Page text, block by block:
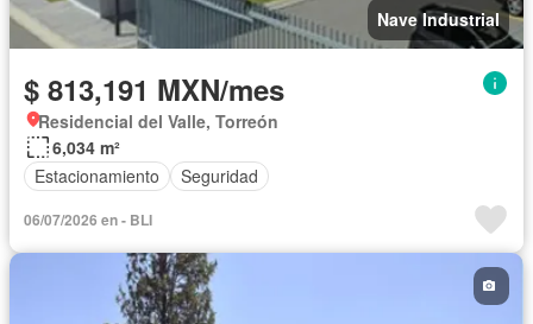
Nave Industrial
$ 813,191 MXN/mes
Residencial del Valle, Torreón
6,034 m²
Estacionamiento
Seguridad
06/07/2026 en - BLI